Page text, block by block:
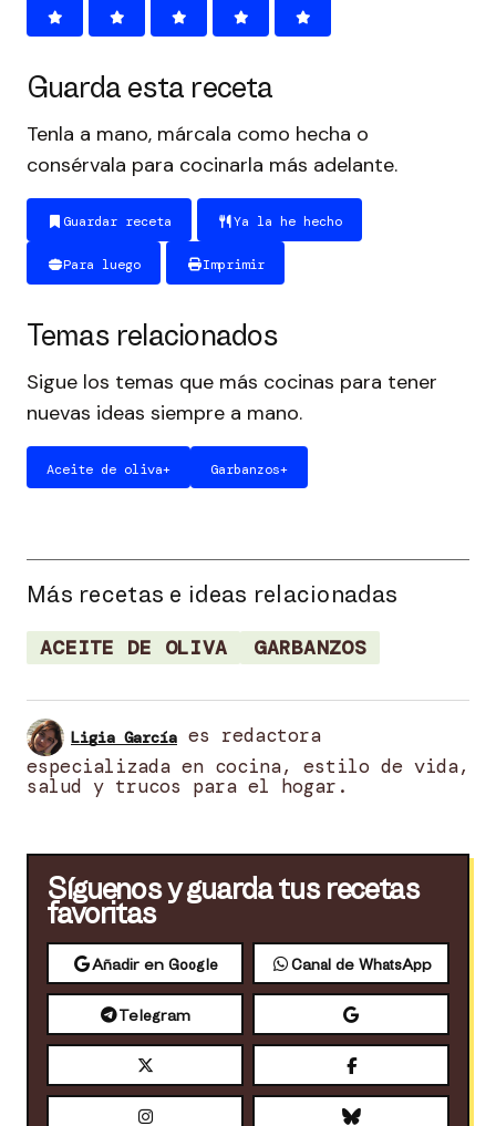
Guarda esta receta
Tenla a mano, márcala como hecha o
consérvala para cocinarla más adelante.
Guardar receta Ya la he hecho
Para luego Imprimir
Temas relacionados
Sigue los temas que más cocinas para tener
nuevas ideas siempre a mano.
Aceite de oliva+ Garbanzos+
Más recetas e ideas relacionadas
ACEITE DE OLIVA GARBANZOS
Ligia García es redactora
especializada en cocina, estilo de vida,
salud y trucos para el hogar.
Síguenos y guarda tus recetas
favoritas
Añadir en Google Canal de WhatsApp
Telegram